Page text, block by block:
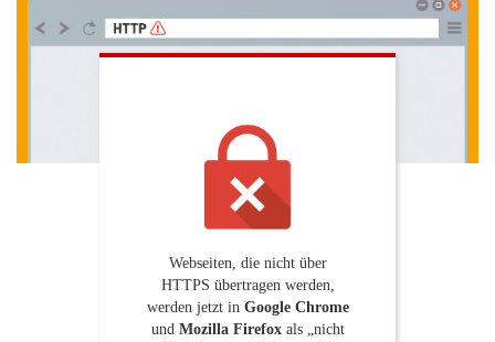
Webseiten, die nicht über
HTTPS übertragen werden,
werden jetzt in Google Chrome
und Mozilla Firefoxals „nicht